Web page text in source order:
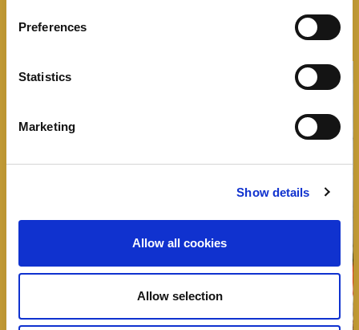
Preferences
Statistics
Marketing
Show details
Allow all cookies
Allow selection